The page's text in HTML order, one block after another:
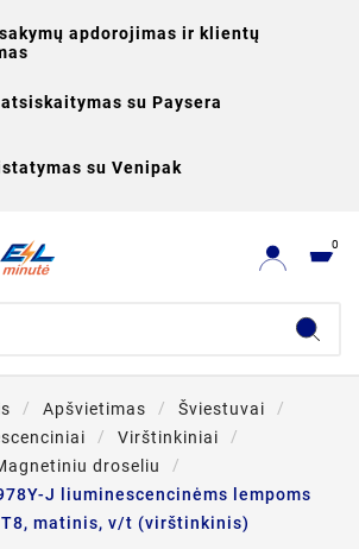
apdorojimas ir klientų
su Paysera
su Venipak
0
Apšvietimas
Šviestuvai
Virštinkiniai
droseliu
J liuminescencinėms lempoms
T8, matinis, v/t (virštinkinis)